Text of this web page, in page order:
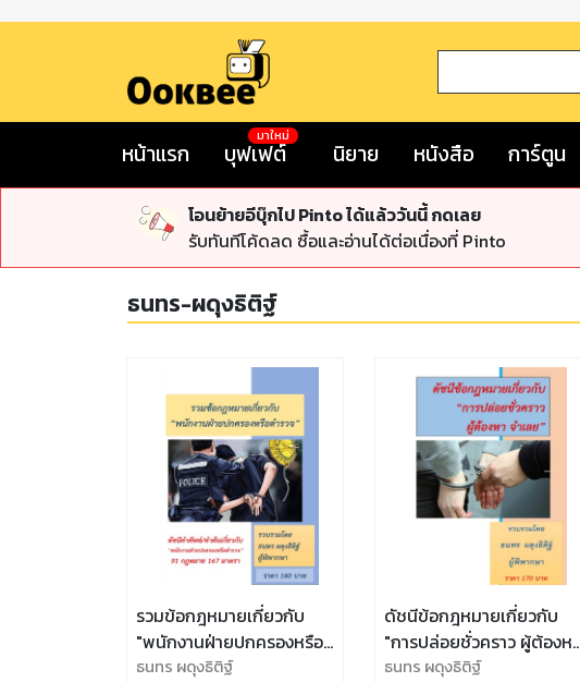
หน้าแรก บุฟเฟต์
มาใหม่
นิยาย หนังสือ การ์ตูน
โอนย้ายอีบุ๊กไป Pinto ได้แล้ววันนี้ กดเลย
รับทันทีโค้ดลด ซื้อและอ่านได้ต่อเนื่องที่ Pinto
ธนทร-ผดุงธิติฐ์
รวมข้อกฎหมายเกี่ยวกับ
"พนักงานฝ่ายปกครองหรือ
ตำรวจ"
ธนทร ผดุงธิติฐ์
ดัชนีข้อกฎหมายเกี่ยวกับ
"การปล่อยชั่วคราว ผู้ต้องหา
จำเลย"
ธนทร ผดุงธิติฐ์